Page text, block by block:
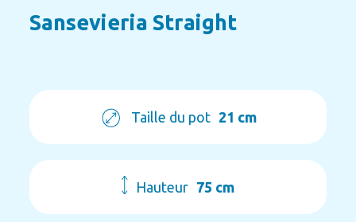
Sansevieria Straight
Taille du pot 21 cm
Hauteur 75 cm